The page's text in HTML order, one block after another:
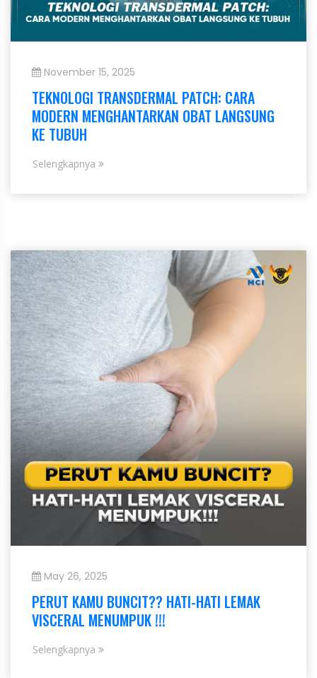
November 15, 2025
TEKNOLOGI TRANSDERMAL PATCH: CARA
MODERN MENGHANTARKAN OBAT LANGSUNG
KE TUBUH
Selengkapnya
May 26, 2025
PERUT KAMU BUNCIT?? HATI-HATI LEMAK
VISCERAL MENUMPUK !!!
Selengkapnya